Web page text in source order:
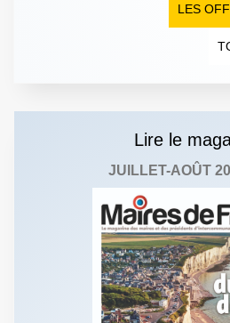
LES
Lire le
JUILLET-AOÛT